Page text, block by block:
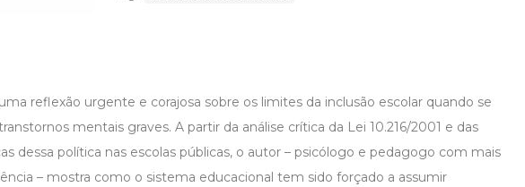
reflexão urgente e corajosa sobre os limites da inclusão escolar quando se
mentais graves. A partir da análise crítica da Lei 10.216/2001 e das
dessa política nas escolas públicas, o autor – psicólogo e pedagogo com mais
– mostra como o sistema educacional tem sido forçado a assumir